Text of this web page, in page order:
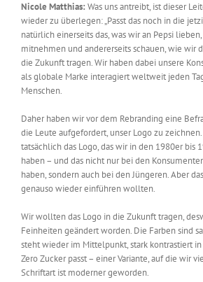
Nicole Matthias: Was uns antreibt, ist dieser
wieder zu überlegen: „Passt das noch in die
natürlich einerseits das, was wir an Pepsi
mitnehmen und andererseits schauen, wie wir
die Zukunft tragen. Wir haben dabei unsere
als globale Marke interagiert weltweit jeden
Menschen.
Daher haben wir vor dem Rebranding eine
die Leute aufgefordert, unser Logo zu zeichnen.
tatsächlich das Logo, das wir in den 1980er bis
haben – und das nicht nur bei den
haben, sondern auch bei den Jüngeren. Aber
genauso wieder einführen wollten.
Wir wollten das Logo in die Zukunft tragen,
Feinheiten geändert worden. Die Farben sind
steht wieder im Mittelpunkt, stark kontrastiert in
Zero Zucker passt – einer Variante, auf die wir
Schriftart ist moderner geworden.